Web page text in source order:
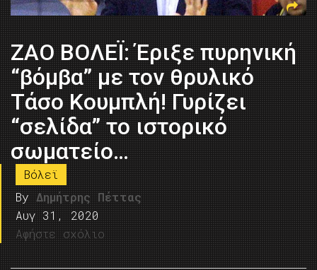
ZΑΟ ΒΟΛΕΪ: Έριξε πυρηνική
“βόμβα” με τον θρυλικό
Τάσο Κουμπλή! Γυρίζει
“σελίδα” το ιστορικό
σωματείο…
Βόλεϊ
By Δημήτρης Πέττας
Αυγ 31, 2020
Αφήστε σχόλιο